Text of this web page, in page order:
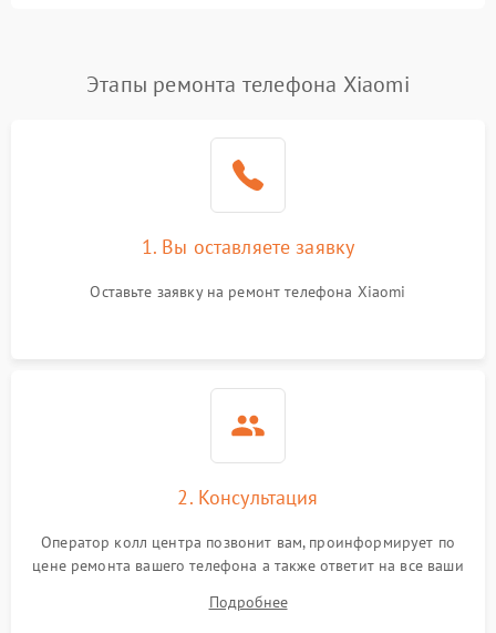
Не работает Face ID 4000 ₽ Подробнее →
Этапы ремонта телефона Xiaomi
1. Вы оставляете заявку
Оставьте заявку на ремонт телефона Xiaomi
2. Консультация
Оператор колл центра позвонит вам, проинформирует по
цене ремонта вашего телефона а также ответит на все ваши
Подробнее